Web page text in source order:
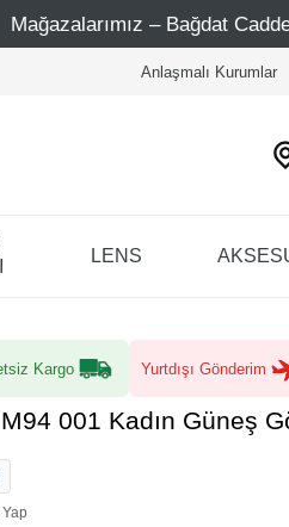
Caddesi 1 - Bağdat
Anlaşmalı Kurumlar
LENS
Kargo Yurtdışı Gönderim
001 Kadın Güneş